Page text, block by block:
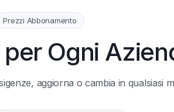
Prezzi Abbonamento
Ogni
aggiorna o cambia in qualsiasi